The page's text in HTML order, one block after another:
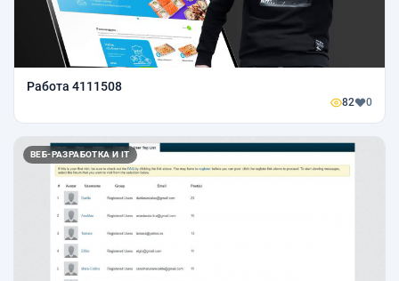
Работа 4111508
82 0
ВЕБ-РАЗРАБОТКА И IT